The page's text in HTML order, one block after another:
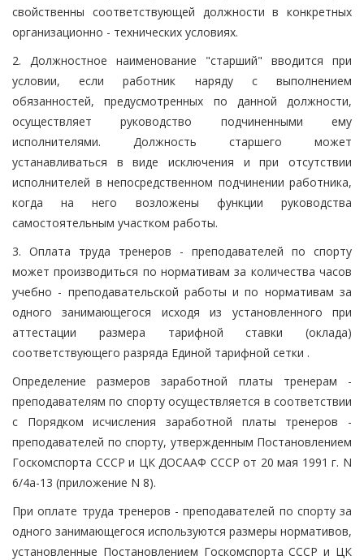
свойственны соответствующей должности в конкретных
организационно - технических условиях.
2. Должностное наименование "старший" вводится при
условии, если работник наряду с выполнением
обязанностей, предусмотренных по данной должности,
осуществляет руководство подчиненными ему
исполнителями. Должность старшего может
устанавливаться в виде исключения и при отсутствии
исполнителей в непосредственном подчинении работника,
когда на него возложены функции руководства
самостоятельным участком работы.
3. Оплата труда тренеров - преподавателей по спорту
может производиться по нормативам за количества часов
учебно - преподавательской работы и по нормативам за
одного занимающегося исходя из установленного при
аттестации размера тарифной ставки (оклада)
соответствующего разряда Единой тарифной сетки .
Определение размеров заработной платы тренерам -
преподавателям по спорту осуществляется в соответствии
с Порядком исчисления заработной платы тренеров -
преподавателей по спорту, утвержденным Постановлением
Госкомспорта СССР и ЦК ДОСААФ СССР от 20 мая 1991 г. N
6/4а-13 (приложение N 8).
При оплате труда тренеров - преподавателей по спорту за
одного занимающегося используются размеры нормативов,
установленные Постановлением Госкомспорта СССР и ЦК